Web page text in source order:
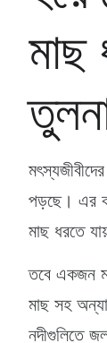
মাছ
পড়ছে। এর
মাছ ধরতে
তবে একজন
মাছ সহ
নদীগুলিতে